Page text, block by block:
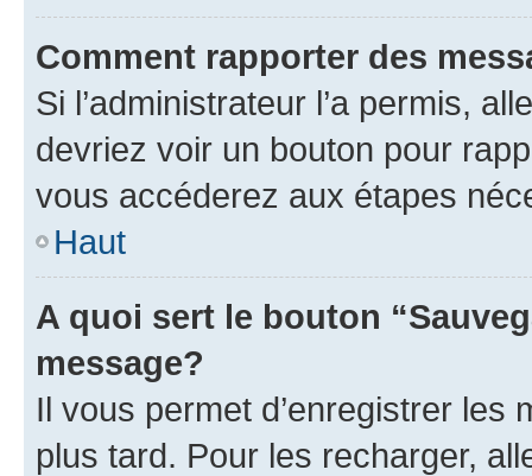
Comment rapporter des
Si l’administrateur l’a permis,
devriez voir un bouton pour
vous accéderez aux étapes
Haut
A quoi sert le bouton
message?
Il vous permet d’enregistrer
plus tard. Pour les recharger,